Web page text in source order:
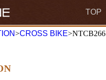
TOP
>CROSS BIKE>NTCB266